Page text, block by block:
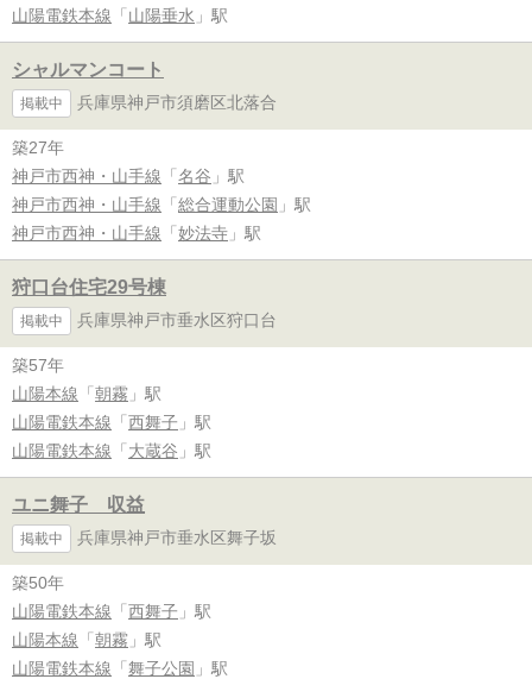
山陽電鉄本線 「 山陽垂水 」駅
シャルマンコート
掲載中 兵庫県神戸市須磨区北落合
築27年
神戸市西神・山手線 「 名谷 」駅
神戸市西神・山手線 「 総合運動公園 」駅
神戸市西神・山手線 「 妙法寺 」駅
狩口台住宅29号棟
掲載中 兵庫県神戸市垂水区狩口台
築57年
山陽本線 「 朝霧 」駅
山陽電鉄本線 「 西舞子 」駅
山陽電鉄本線 「 大蔵谷 」駅
ユニ舞子 収益
掲載中 兵庫県神戸市垂水区舞子坂
築50年
山陽電鉄本線 「 西舞子 」駅
山陽本線 「 朝霧 」駅
山陽電鉄本線 「 舞子公園 」駅